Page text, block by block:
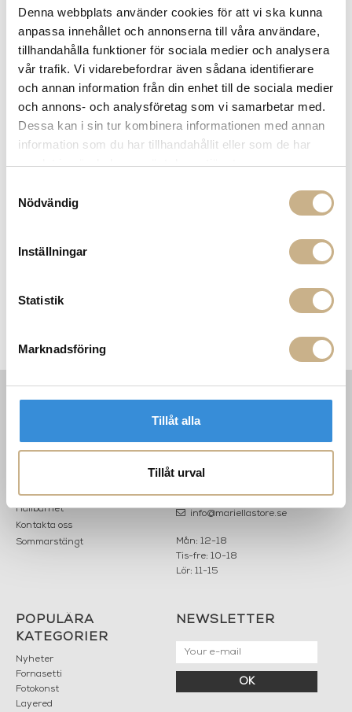
Denna webbplats använder cookies för att vi ska kunna
anpassa innehållet och annonserna till våra användare,
tillhandahålla funktioner för sociala medier och analysera
vår trafik. Vi vidarebefordrar även sådana identifierare
och annan information från din enhet till de sociala medier
och annons- och analysföretag som vi samarbetar med.
Dessa kan i sin tur kombinera informationen med annan
information som du har tillhandahållit eller som de har
samlat in när du har använt deras tjänster.
Nödvändig
Inställningar
Statistik
Marknadsföring
Tillåt alla
Tillåt urval
Fler varianter I lager
Ethnicraft
BÄNK - SPINDLE BENCH
10.820 kr
Fler varianter I lager
Ethnicraft
SIDOBORD - TRIPOD SIDE TABLE
3.629 kr
Fler varianter
4.469 kr
Startsidan
Karriär
Hållbarhet
Kontakta oss
Sommarstängt
KONTAKT
MARIELLA INTERIORS
503 30 BORÅS
033 10 75 76
info@mariellastore.se
Mån: 12-18
Tis-fre: 10-18
Lör: 11-15
POPULÄRA
KATEGORIER
Nyheter
Fornasetti
Fotokonst
Layered
NEWSLETTER
OK